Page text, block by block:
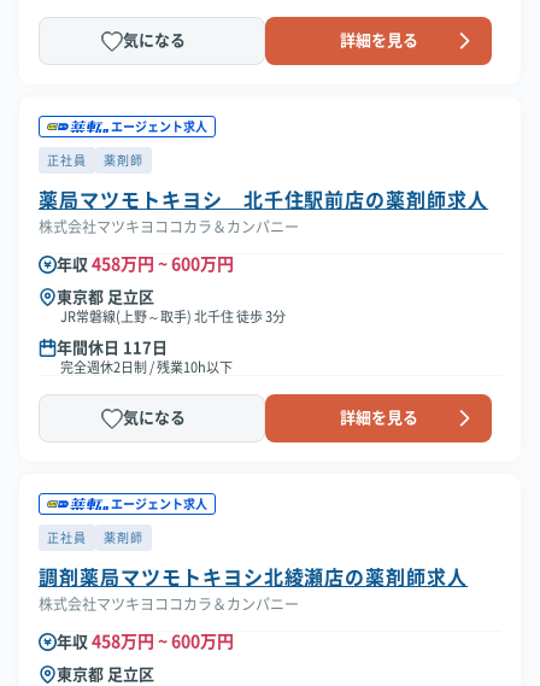
気になる 詳細を見る
エージェント求人
正社員 薬剤師
薬局マツモトキヨシ 北千住駅前店の薬剤師求人
株式会社マツキヨココカラ＆カンパニー
年収 458万円 ~ 600万円
東京都 足立区
JR常磐線(上野～取手) 北千住 徒歩 3分
年間休日 117日
完全週休2日制 / 残業10h以下
気になる 詳細を見る
エージェント求人
正社員 薬剤師
調剤薬局マツモトキヨシ北綾瀬店の薬剤師求人
株式会社マツキヨココカラ＆カンパニー
年収 458万円 ~ 600万円
東京都 足立区